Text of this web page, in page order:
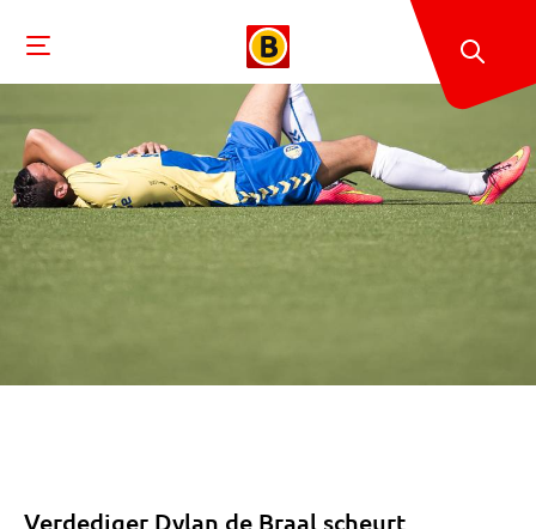
Verdediger Dylan de Braal scheurt